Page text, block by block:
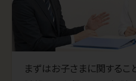
まずはお子さまに関する